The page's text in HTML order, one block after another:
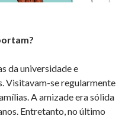
da universidade e
Visitavam-se regularmente
A amizade era sólida
Entretanto, no último